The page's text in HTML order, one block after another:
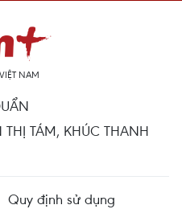
NAM
TÁM, KHÚC THANH
Quy định sử dụng